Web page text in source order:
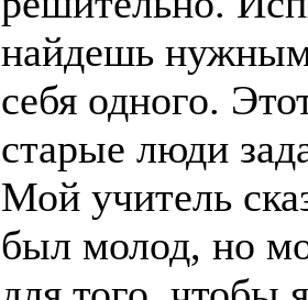
найдешь
себя одного.
старые люди
Мой учитель
был молод, но